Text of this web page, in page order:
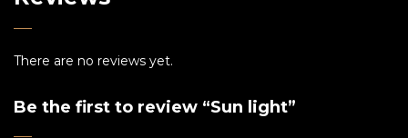
There are no reviews yet.
Be the first to review “Sun light”